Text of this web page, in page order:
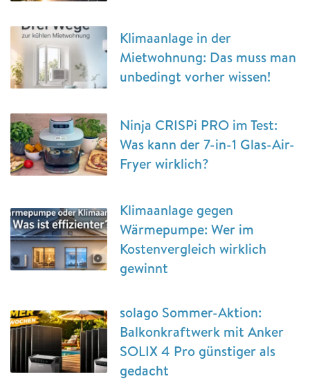
Klimaanlage in der
Mietwohnung: Das muss man
unbedingt vorher wissen!
Ninja CRISPi PRO im Test:
Was kann der 7-in-1 Glas-Air-
Fryer wirklich?
Klimaanlage gegen
Wärmepumpe: Wer im
Kostenvergleich wirklich
gewinnt
solago Sommer-Aktion:
Balkonkraftwerk mit Anker
SOLIX 4 Pro günstiger als
gedacht